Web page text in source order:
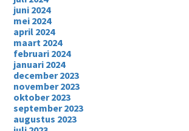
juni 2024
mei 2024
april 2024
maart 2024
februari 2024
januari 2024
december 2023
november 2023
oktober 2023
september 2023
augustus 2023